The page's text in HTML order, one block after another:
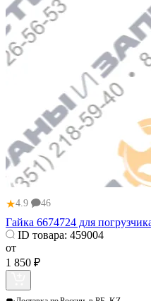
★4.9 46
Гайка 6674724 для
ID товара: 459004
от
1 850 ₽